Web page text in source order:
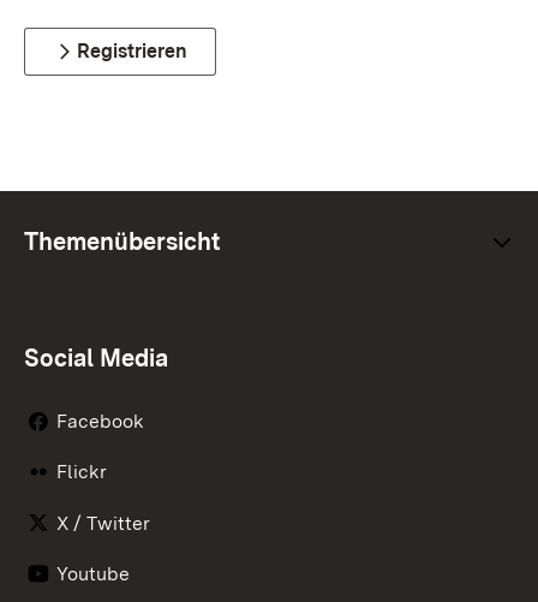
Registrieren
Themenübersicht
Social Media
Facebook
Flickr
X / Twitter
Youtube